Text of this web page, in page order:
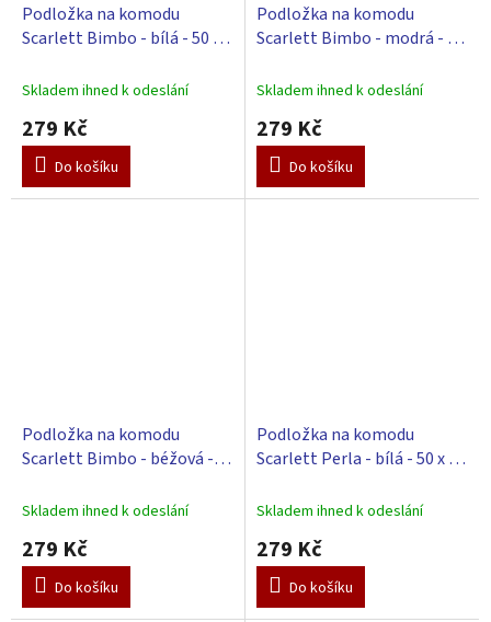
Podložka na komodu
Scarlett Bimbo - bílá - 50 x
Skladem ihned k odeslání
279 Kč
Do košíku
Podložka na komodu
Scarlett Bimbo - modrá - 50
Skladem ihned k odeslání
279 Kč
Do košíku
Podložka na komodu
Scarlett Bimbo - béžová -
Skladem ihned k odeslání
279 Kč
Do košíku
Podložka na komodu
Scarlett Perla - bílá - 50 x 72
Skladem ihned k odeslání
279 Kč
Do košíku